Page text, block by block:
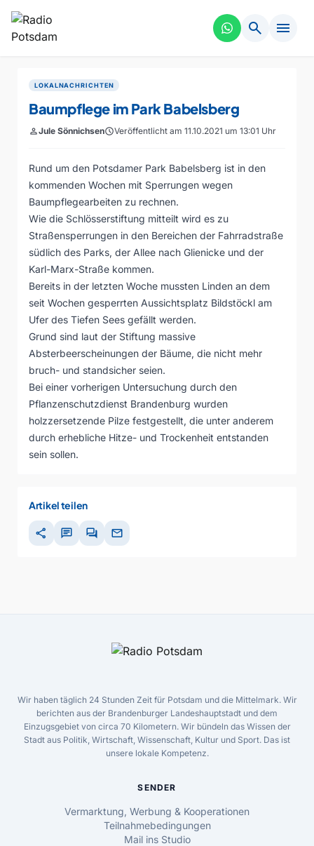
search menu
LOKALNACHRICHTEN
Baumpflege im Park Babelsberg
personJule SönnichsenscheduleVeröffentlicht am 11.10.2021 um 13:01 Uhr
Rund um den Potsdamer Park Babelsberg ist in den
kommenden Wochen mit Sperrungen wegen
Baumpflegearbeiten zu rechnen.
Wie die Schlösserstiftung mitteilt wird es zu
Straßensperrungen in den Bereichen der Fahrradstraße
südlich des Parks, der Allee nach Glienicke und der
Karl-Marx-Straße kommen.
Bereits in der letzten Woche mussten Linden an dem
seit Wochen gesperrten Aussichtsplatz Bildstöckl am
Ufer des Tiefen Sees gefällt werden.
Grund sind laut der Stiftung massive
Absterbeerscheinungen der Bäume, die nicht mehr
bruch- und standsicher seien.
Bei einer vorherigen Untersuchung durch den
Pflanzenschutzdienst Brandenburg wurden
holzzersetzende Pilze festgestellt, die unter anderem
durch erhebliche Hitze- und Trockenheit entstanden
sein sollen.
Artikel teilen
share chat forum mail
Wir haben täglich 24 Stunden Zeit für Potsdam und die Mittelmark. Wir
berichten aus der Brandenburger Landeshauptstadt und dem
Einzugsgebiet von circa 70 Kilometern. Wir bündeln das Wissen der
Stadt aus Politik, Wirtschaft, Wissenschaft, Kultur und Sport. Das ist
unsere lokale Kompetenz.
SENDER
Vermarktung, Werbung & Kooperationen
Teilnahmebedingungen
Mail ins Studio